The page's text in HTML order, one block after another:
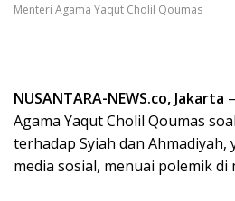
Menteri Agama Yaqut Cholil Qoumas
NUSANTARA-NEWS.co, Jakarta
Agama Yaqut Cholil Qoumas
terhadap Syiah dan Ahmadiyah,
media sosial, menuai polemik di